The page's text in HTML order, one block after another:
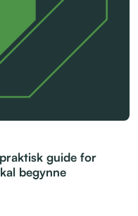
guide for
begynne